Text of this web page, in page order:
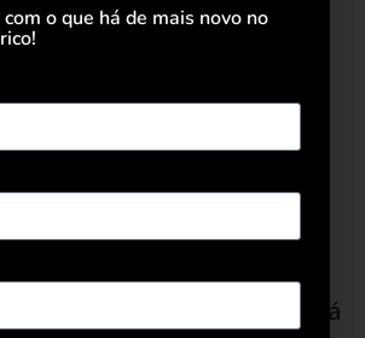
premiações e reconhecimentos
e recompensam avanços
em um aumento anual de
de patentes de invenção,
a vitalidade inovadora dos
roadshow gratuito
de energia, passará
o que há de mais novo no